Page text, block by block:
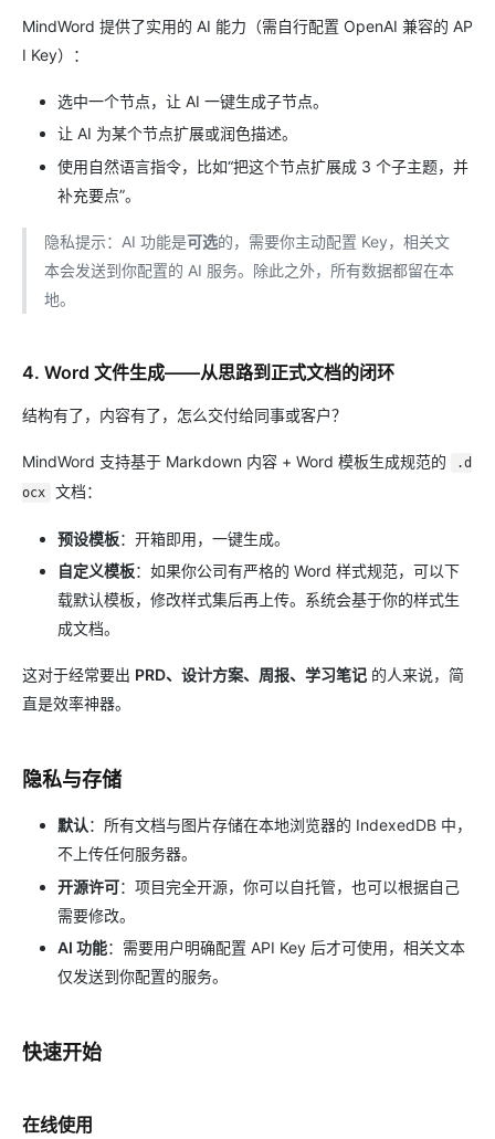
MindWord 提供了实用的 AI 能力（需自行配置 OpenAI 兼容的 AP
I Key）：
选中一个节点，让 AI 一键生成子节点。
让 AI 为某个节点扩展或润色描述。
使用自然语言指令，比如“把这个节点扩展成 3 个子主题，并
补充要点”。
隐私提示：AI 功能是可选的，需要你主动配置 Key，相关文
本会发送到你配置的 AI 服务。除此之外，所有数据都留在本
地。
4. Word 文件生成——从思路到正式文档的闭环
结构有了，内容有了，怎么交付给同事或客户？
MindWord 支持基于 Markdown 内容 + Word 模板生成规范的
.d
ocx
文档：
预设模板：开箱即用，一键生成。
自定义模板：如果你公司有严格的 Word 样式规范，可以下
载默认模板，修改样式集后再上传。系统会基于你的样式生
成文档。
这对于经常要出 PRD、设计方案、周报、学习笔记 的人来说，简
直是效率神器。
隐私与存储
默认：所有文档与图片存储在本地浏览器的 IndexedDB 中，
不上传任何服务器。
开源许可：项目完全开源，你可以自托管，也可以根据自己
需要修改。
AI 功能：需要用户明确配置 API Key 后才可使用，相关文本
仅发送到你配置的服务。
快速开始
在线使用